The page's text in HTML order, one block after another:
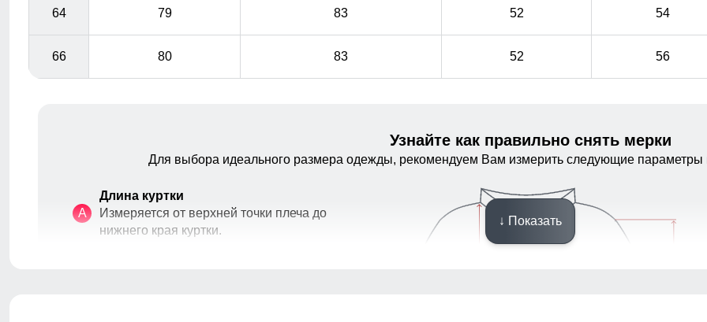
64 79 83 52 54
66 80 83 52 56
Узнайте как правильно снять мерки
Для выбора идеального размера одежды, рекомендуем Вам измерить следующие
A
Длина куртки
Измеряется от верхней точки плеча до
нижнего края куртки.
↓ Показать